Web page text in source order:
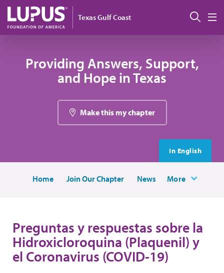
Pasar al contenido principal
Texas Gulf Coast
Providing Answers, Support,
and Hope in Texas
Make this my chapter
In English
Home Join Our Chapter News More
Preguntas y respuestas sobre la
Hidroxicloroquina (Plaquenil) y
el Coronavirus (COVID-19)